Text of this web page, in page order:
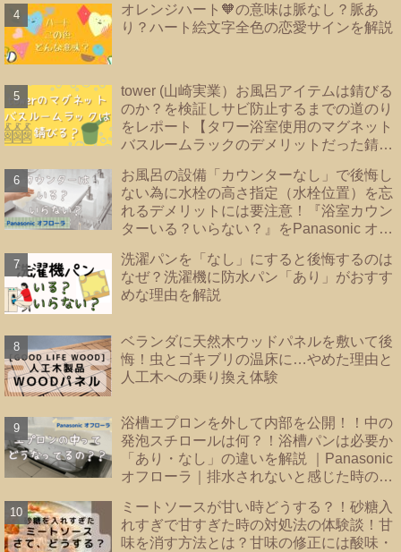
バーあり｜TOTO・リクシル・Panasonic
｜
オレンジハート🧡の意味は脈なし？脈あ
り？ハート絵文字全色の恋愛サインを解説
tower (山崎実業）お風呂アイテムは錆びる
のか？を検証しサビ防止するまでの道のり
をレポート【タワー浴室使用のマグネット
バスルームラックのデメリットだった錆を
お風呂の設備「カウンターなし」で後悔し
ない為に水栓の高さ指定（水栓位置）を忘
れるデメリットには要注意！『浴室カウン
ターいる？いらない？』をPanasonic オフ
洗濯パンを「なし」にすると後悔するのは
なぜ？洗濯機に防水パン「あり」がおすす
めな理由を解説
ベランダに天然木ウッドパネルを敷いて後
悔！虫とゴキブリの温床に…やめた理由と
人工木への乗り換え体験
浴槽エプロンを外して内部を公開！！中の
発泡スチロールは何？！浴槽パンは必要か
「あり・なし」の違いを解説 ｜Panasonic
オフローラ｜排水されないと感じた時のバ
ミートソースが甘い時どうする？！砂糖入
れすぎで甘すぎた時の対処法の体験談！甘
味を消す方法とは？甘味の修正には酸味・